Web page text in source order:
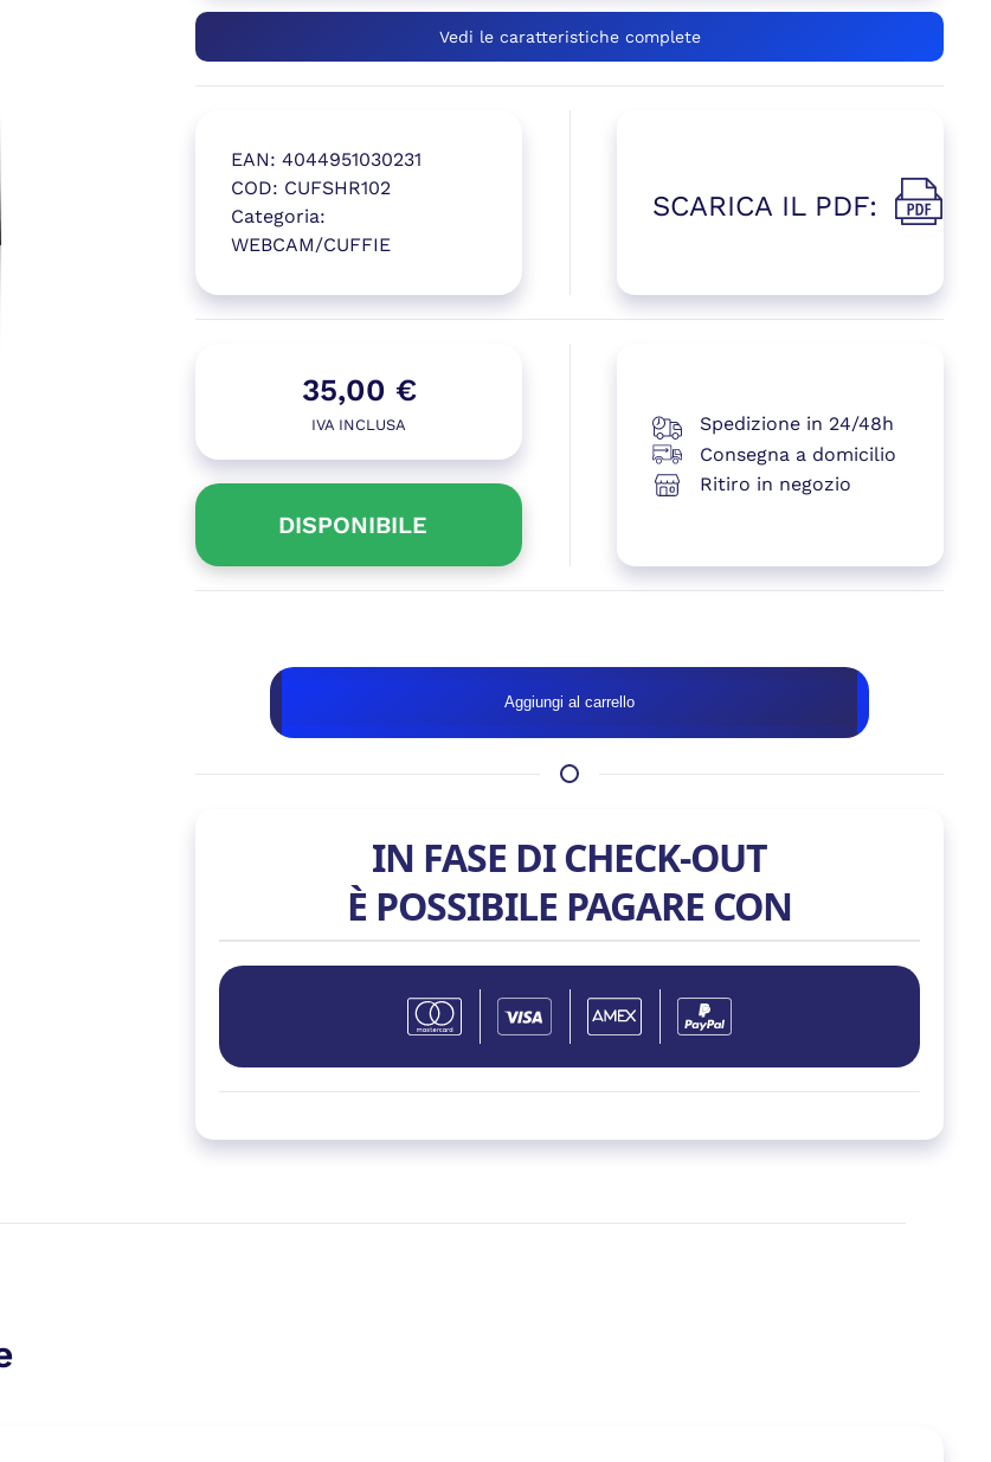
Vedi le caratteristiche complete
EAN: 4044951030231
COD: CUFSHR102
Categoria:
WEBCAM/CUFFIE
(si apre in una nuova finestra)
SCARICA IL PDF:
(si apre
35,00 €
IVA INCLUSA
DISPONIBILE
Spedizione in 24/48h
Consegna a domicilio
Ritiro in negozio
SHARKOON
SKILLER
SGH30
BLACK
quantità
Aggiungi al carrello
IN FASE DI CHECK-OUT
È POSSIBILE PAGARE CON